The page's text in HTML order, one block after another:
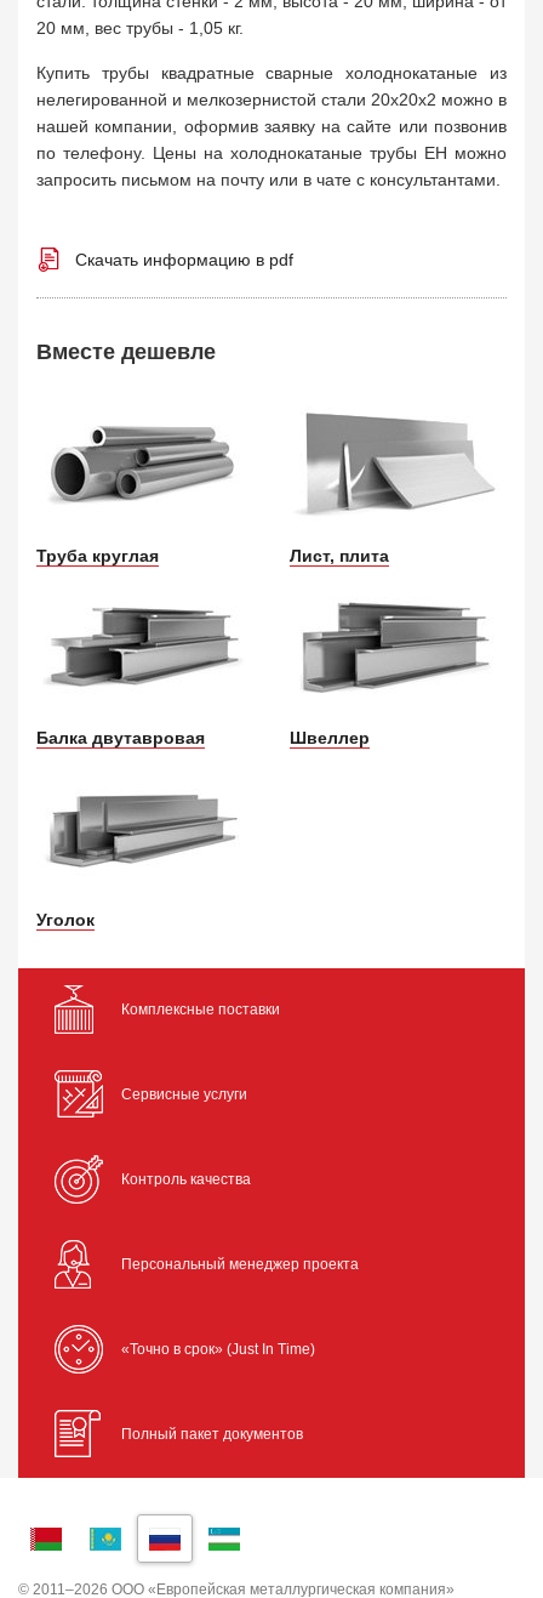
20 мм, вес трубы - 1,05 кг.
Купить трубы квадратные сварные холоднокатаные из
нелегированной и мелкозернистой стали 20х20х2 можно в
нашей компании, оформив заявку на сайте или позвонив
по телефону. Цены на холоднокатаные трубы ЕН можно
запросить письмом на почту или в чате с консультантами.
Скачать информацию в pdf
Вместе дешевле
Труба круглая Лист, плита
Балка двутавровая Швеллер
Уголок
Комплексные поставки
Сервисные услуги
Контроль качества
Персональный менеджер проекта
«Точно в срок» (Just In Time)
Полный пакет документов
© 2011–2026 ООО «Европейская металлургическая компания»